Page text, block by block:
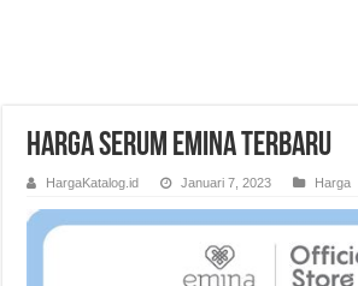
Harga Serum Emina Terbaru
HargaKatalog.id Januari 7, 2023 Harga